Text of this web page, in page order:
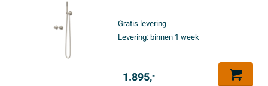
doucheslang - 3-standen
handdouche - Geborsteld
Gratis levering
Levering:binnen 1 week
1.895,-